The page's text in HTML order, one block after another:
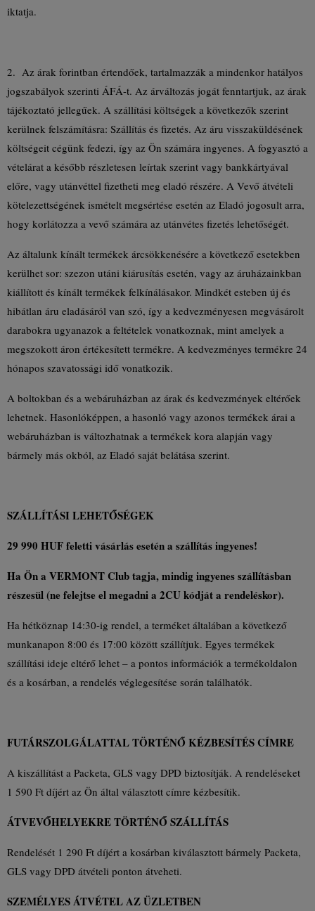
iktatja.
2. Az árak forintban értendőek, tartalmazzák a mindenkor hatályos
jogszabályok szerinti ÁFÁ-t. Az árváltozás jogát fenntartjuk, az árak
tájékoztató jellegűek. A szállítási költségek a következők szerint
kerülnek felszámításra: Szállítás és fizetés. Az áru visszaküldésének
költségeit cégünk fedezi, így az Ön számára ingyenes. A fogyasztó a
vételárat a később részletesen leírtak szerint vagy bankkártyával
előre, vagy utánvéttel fizetheti meg eladó részére. A Vevő átvételi
kötelezettségének ismételt megsértése esetén az Eladó jogosult arra,
hogy korlátozza a vevő számára az utánvétes fizetés lehetőségét.
Az általunk kínált termékek árcsökkenésére a következő esetekben
kerülhet sor: szezon utáni kiárusítás esetén, vagy az áruházainkban
kiállított és kínált termékek felkínálásakor. Mindkét esteben új és
hibátlan áru eladásáról van szó, így a kedvezményesen megvásárolt
darabokra ugyanazok a feltételek vonatkoznak, mint amelyek a
megszokott áron értékesített termékre. A kedvezményes termékre 24
hónapos szavatossági idő vonatkozik.
A boltokban és a webáruházban az árak és kedvezmények eltérőek
lehetnek. Hasonlóképpen, a hasonló vagy azonos termékek árai a
webáruházban is változhatnak a termékek kora alapján vagy
bármely más okból, az Eladó saját belátása szerint.
SZÁLLÍTÁSI LEHETŐSÉGEK
29 990 HUF feletti vásárlás esetén a szállítás ingyenes!
Ha Ön a VERMONT Club tagja, mindig ingyenes szállításban
részesül (ne felejtse el megadni a 2CU kódját a rendeléskor).
Ha hétköznap 14:30-ig rendel, a terméket általában a következő
munkanapon 8:00 és 17:00 között szállítjuk. Egyes termékek
szállítási ideje eltérő lehet – a pontos információk a termékoldalon
és a kosárban, a rendelés véglegesítése során találhatók.
FUTÁRSZOLGÁLATTAL TÖRTÉNŐ KÉZBESÍTÉS CÍMRE
A kiszállítást a Packeta, GLS vagy DPD biztosítják. A rendeléseket
1 590 Ft díjért az Ön által választott címre kézbesítik.
ÁTVEVŐHELYEKRE TÖRTÉNŐ SZÁLLÍTÁS
Rendelését 1 290 Ft díjért a kosárban kiválasztott bármely Packeta,
GLS vagy DPD átvételi ponton átveheti.
SZEMÉLYES ÁTVÉTEL AZ ÜZLETBEN